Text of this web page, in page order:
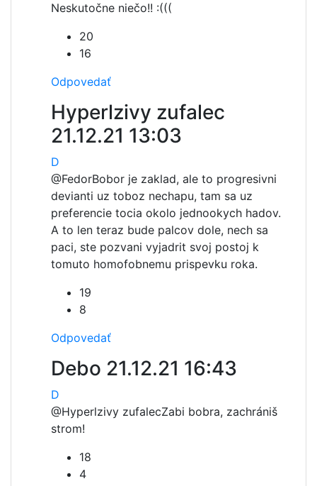
Neskutočne niečo!! :(((
20
16
Odpovedať
Hyperlzivy zufalec
21.12.21 13:03
D
@FedorBobor je zaklad, ale to progresivni
devianti uz toboz nechapu, tam sa uz
preferencie tocia okolo jednookych hadov.
A to len teraz bude palcov dole, nech sa
paci, ste pozvani vyjadrit svoj postoj k
tomuto homofobnemu prispevku roka.
19
8
Odpovedať
Debo 21.12.21 16:43
D
@Hyperlzivy zufalecZabi bobra, zachrániš
strom!
18
4